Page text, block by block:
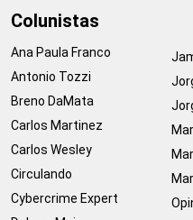
Colunistas
Ana Paula Franco
Antonio Tozzi
Breno DaMata
Carlos Martinez
Carlos Wesley
Circulando
Cybercrime Expert